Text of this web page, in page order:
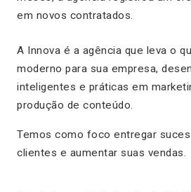
em novos contratados.
A Innova é a agência que leva o
moderno para sua empresa,
inteligentes e práticas em
produção de conteúdo.
Temos como foco entregar
clientes e aumentar suas vendas.